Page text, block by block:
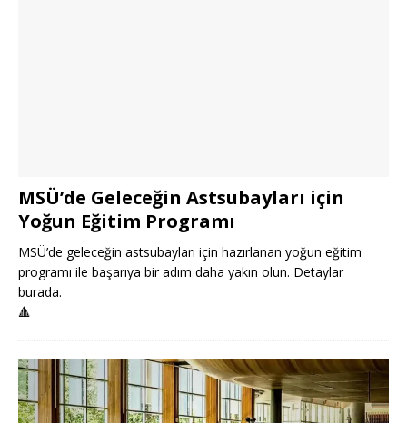
MSÜ’de Geleceğin Astsubayları için
Yoğun Eğitim Programı
MSÜ’de geleceğin astsubayları için hazırlanan yoğun eğitim
programı ile başarıya bir adım daha yakın olun. Detaylar
burada.
🔺